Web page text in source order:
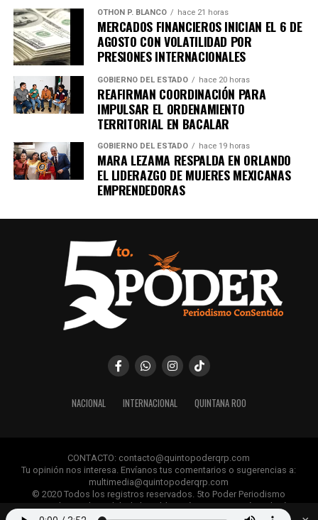
OTHON P. BLANCO hace 21 horas
MERCADOS FINANCIEROS INICIAN EL 6 DE
AGOSTO CON VOLATILIDAD POR
PRESIONES INTERNACIONALES
GOBIERNO DEL ESTADO hace 20 horas
REAFIRMAN COORDINACIÓN PARA
IMPULSAR EL ORDENAMIENTO
TERRITORIAL EN BACALAR
GOBIERNO DEL ESTADO hace 19 horas
MARA LEZAMA RESPALDA EN ORLANDO
EL LIDERAZGO DE MUJERES MEXICANAS
EMPRENDEDORAS
NACIONAL INTERNACIONAL QUINTANA ROO
CONTACTO: contacto@quintopoderqrp.com
Tu opinión nos interesa. Envíanos tus comentarios o sugerencias a:
multimedia@quintopoderqrp.com
© 2020 Todos los registros reservados. 5to Poder Periodismo
ConSentido Queda prohibida la publicación, retransmisión, edición y